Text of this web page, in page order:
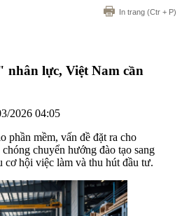
In trang (Ctr + P)
lực, Việt Nam cần
2026 04:05
phần mềm, vấn đề đặt ra cho
chuyển hướng đào tạo sang
cơ hội việc làm và thu hút đầu tư.